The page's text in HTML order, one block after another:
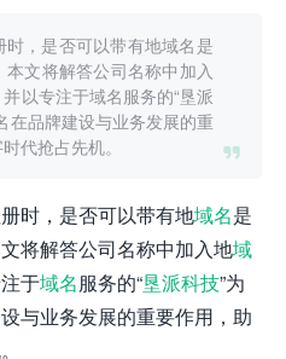

，是否可以带有地域名是
文将解答公司名称中加入
以专注于域名服务的“垦派
在品牌建设与业务发展的重
代抢占先机。
时，是否可以带有地域名是
将解答公司名称中加入地域
于域名服务的“垦派科技”为
与业务发展的重要作用，助